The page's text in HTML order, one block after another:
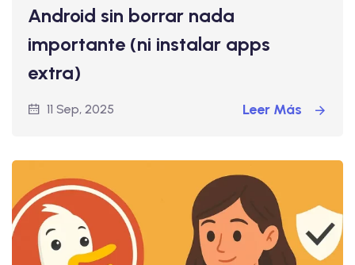
Android sin borrar nada
importante (ni instalar apps
extra)
11 Sep, 2025 Leer Más